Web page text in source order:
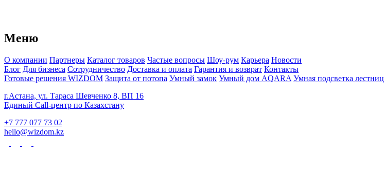
Меню
О компании Партнеры Каталог товаров Частые вопросы Шоу-рум Карьера Новости
Блог Для бизнеса Сотрудничество Доставка и оплата Гарантия и возврат Контакты
Готовые решения WIZDOM Защита от потопа Умный замок Умный дом AQARA Умная подсветка лестниц
г.Астана, ул. Тараса Шевченко 8, ВП 16
Единый Call-центр по Казахстану
+7 777 077 73 02
hello@wizdom.kz